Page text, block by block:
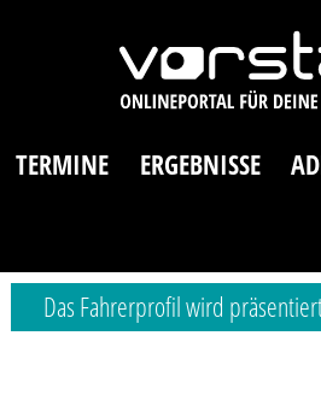
TERMINE ERGEBNISSE
Das Fahrerprofil wird